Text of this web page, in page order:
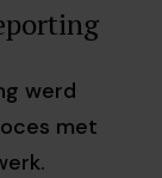
werd
met